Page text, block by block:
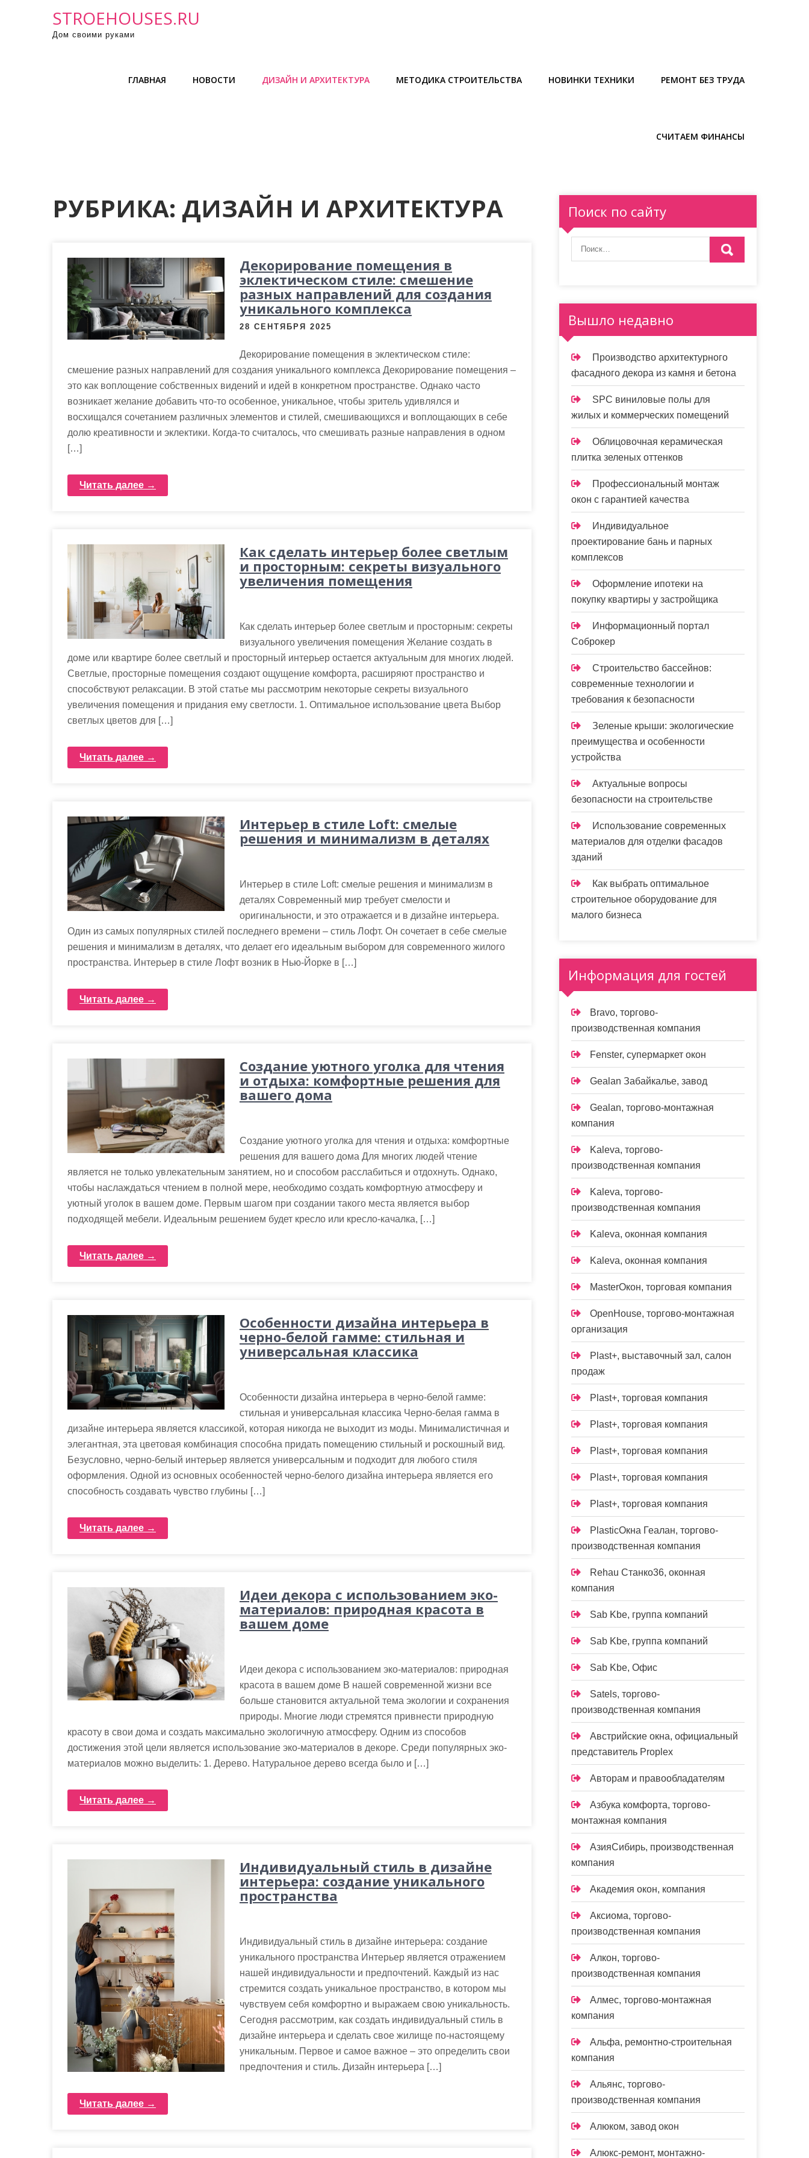
STROEHOUSES.RU
Дом своими руками
ГЛАВНАЯ НОВОСТИ ДИЗАЙН И АРХИТЕКТУРА МЕТОДИКА СТРОИТЕЛЬСТВА НОВИНКИ ТЕХНИКИ РЕМОНТ БЕЗ ТРУДА
СЧИТАЕМ ФИНАНСЫ
РУБРИКА: ДИЗАЙН И АРХИТЕКТУРА
Декорирование помещения в
эклектическом стиле: смешение
разных направлений для создания
уникального комплекса
28 СЕНТЯБРЯ 2025
Декорирование помещения в эклектическом стиле:
смешение разных направлений для создания уникального комплекса Декорирование помещения –
это как воплощение собственных видений и идей в конкретном пространстве. Однако часто
возникает желание добавить что-то особенное, уникальное, чтобы зритель удивлялся и
восхищался сочетанием различных элементов и стилей, смешивающихся и воплощающих в себе
долю креативности и эклектики. Когда-то считалось, что смешивать разные направления в одном
[…]
Читать далее →
Как сделать интерьер более светлым
и просторным: секреты визуального
увеличения помещения
Как сделать интерьер более светлым и просторным: секреты
визуального увеличения помещения Желание создать в
доме или квартире более светлый и просторный интерьер остается актуальным для многих людей.
Светлые, просторные помещения создают ощущение комфорта, расширяют пространство и
способствуют релаксации. В этой статье мы рассмотрим некоторые секреты визуального
увеличения помещения и придания ему светлости. 1. Оптимальное использование цвета Выбор
светлых цветов для […]
Читать далее →
Интерьер в стиле Loft: смелые
решения и минимализм в деталях
Интерьер в стиле Loft: смелые решения и минимализм в
деталях Современный мир требует смелости и
оригинальности, и это отражается и в дизайне интерьера.
Один из самых популярных стилей последнего времени – стиль Лофт. Он сочетает в себе смелые
решения и минимализм в деталях, что делает его идеальным выбором для современного жилого
пространства. Интерьер в стиле Лофт возник в Нью-Йорке в […]
Читать далее →
Создание уютного уголка для чтения
и отдыха: комфортные решения для
вашего дома
Создание уютного уголка для чтения и отдыха: комфортные
решения для вашего дома Для многих людей чтение
является не только увлекательным занятием, но и способом расслабиться и отдохнуть. Однако,
чтобы наслаждаться чтением в полной мере, необходимо создать комфортную атмосферу и
уютный уголок в вашем доме. Первым шагом при создании такого места является выбор
подходящей мебели. Идеальным решением будет кресло или кресло-качалка, […]
Читать далее →
Особенности дизайна интерьера в
черно-белой гамме: стильная и
универсальная классика
Особенности дизайна интерьера в черно-белой гамме:
стильная и универсальная классика Черно-белая гамма в
дизайне интерьера является классикой, которая никогда не выходит из моды. Минималистичная и
элегантная, эта цветовая комбинация способна придать помещению стильный и роскошный вид.
Безусловно, черно-белый интерьер является универсальным и подходит для любого стиля
оформления. Одной из основных особенностей черно-белого дизайна интерьера является его
способность создавать чувство глубины […]
Читать далее →
Идеи декора с использованием эко-
материалов: природная красота в
вашем доме
Идеи декора с использованием эко-материалов: природная
красота в вашем доме В нашей современной жизни все
больше становится актуальной тема экологии и сохранения
природы. Многие люди стремятся привнести природную
красоту в свои дома и создать максимально экологичную атмосферу. Одним из способов
достижения этой цели является использование эко-материалов в декоре. Среди популярных эко-
материалов можно выделить: 1. Дерево. Натуральное дерево всегда было и […]
Читать далее →
Индивидуальный стиль в дизайне
интерьера: создание уникального
пространства
Индивидуальный стиль в дизайне интерьера: создание
уникального пространства Интерьер является отражением
нашей индивидуальности и предпочтений. Каждый из нас
стремится создать уникальное пространство, в котором мы
чувствуем себя комфортно и выражаем свою уникальность.
Сегодня рассмотрим, как создать индивидуальный стиль в
дизайне интерьера и сделать свое жилище по-настоящему
уникальным. Первое и самое важное – это определить свои
предпочтения и стиль. Дизайн интерьера […]
Читать далее →
Поиск по сайту
Вышло недавно
Производство архитектурного
фасадного декора из камня и бетона
SPC виниловые полы для
жилых и коммерческих помещений
Облицовочная керамическая
плитка зеленых оттенков
Профессиональный монтаж
окон с гарантией качества
Индивидуальное
проектирование бань и парных
комплексов
Оформление ипотеки на
покупку квартиры у застройщика
Информационный портал
Соброкер
Строительство бассейнов:
современные технологии и
требования к безопасности
Зеленые крыши: экологические
преимущества и особенности
устройства
Актуальные вопросы
безопасности на строительстве
Использование современных
материалов для отделки фасадов
зданий
Как выбрать оптимальное
строительное оборудование для
малого бизнеса
Информация для гостей
Bravo, торгово-
производственная компания
Fenster, супермаркет окон
Gealan Забайкалье, завод
Gealan, торгово-монтажная
компания
Kaleva, торгово-
производственная компания
Kaleva, торгово-
производственная компания
Kalevа, оконная компания
Kalevа, оконная компания
MasterОкон, торговая компания
OpenHouse, торгово-монтажная
организация
Plast+, выставочный зал, салон
продаж
Plast+, торговая компания
Plast+, торговая компания
Plast+, торговая компания
Plast+, торговая компания
Plast+, торговая компания
PlasticОкна Геалан, торгово-
производственная компания
Rehau Станко36, оконная
компания
Sab Kbe, группа компаний
Sab Kbe, группа компаний
Sab Kbe, Офис
Satels, торгово-
производственная компания
Австрийские окна, официальный
представитель Proplex
Авторам и правообладателям
Азбука комфорта, торгово-
монтажная компания
АзияСибирь, производственная
компания
Академия окон, компания
Аксиома, торгово-
производственная компания
Алкон, торгово-
производственная компания
Алмес, торгово-монтажная
компания
Альфа, ремонтно-строительная
компания
Альянс, торгово-
производственная компания
Алюком, завод окон
Алюкс-ремонт, монтажно-